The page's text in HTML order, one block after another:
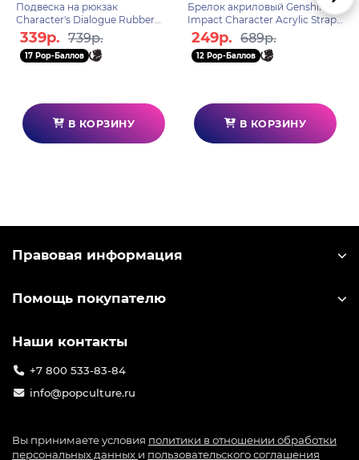
Подвеска на рюкзак
Character's Dialogue Rubber
Straps Raiden Shogun
6975213682784
339р. 739р.
17 Pop-Баллов
В КОРЗИНУ
Брелок акриловый Genshin
Impact Character Acrylic Strap
Ganyu 6974696614831
249р. 689р.
12 Pop-Баллов
В КОРЗИНУ
Правовая информация
Помощь покупателю
Наши контакты
+7 800 533-83-84
info@popculture.ru
Вы принимаете условия политики в отношении обработки
персональных данных и пользовательского соглашения